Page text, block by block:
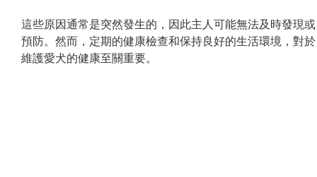
這些原因通常是突然發生的，因此主人可能無法及時發現或
預防。然而，定期的健康檢查和保持良好的生活環境，對於
維護愛犬的健康至關重要。